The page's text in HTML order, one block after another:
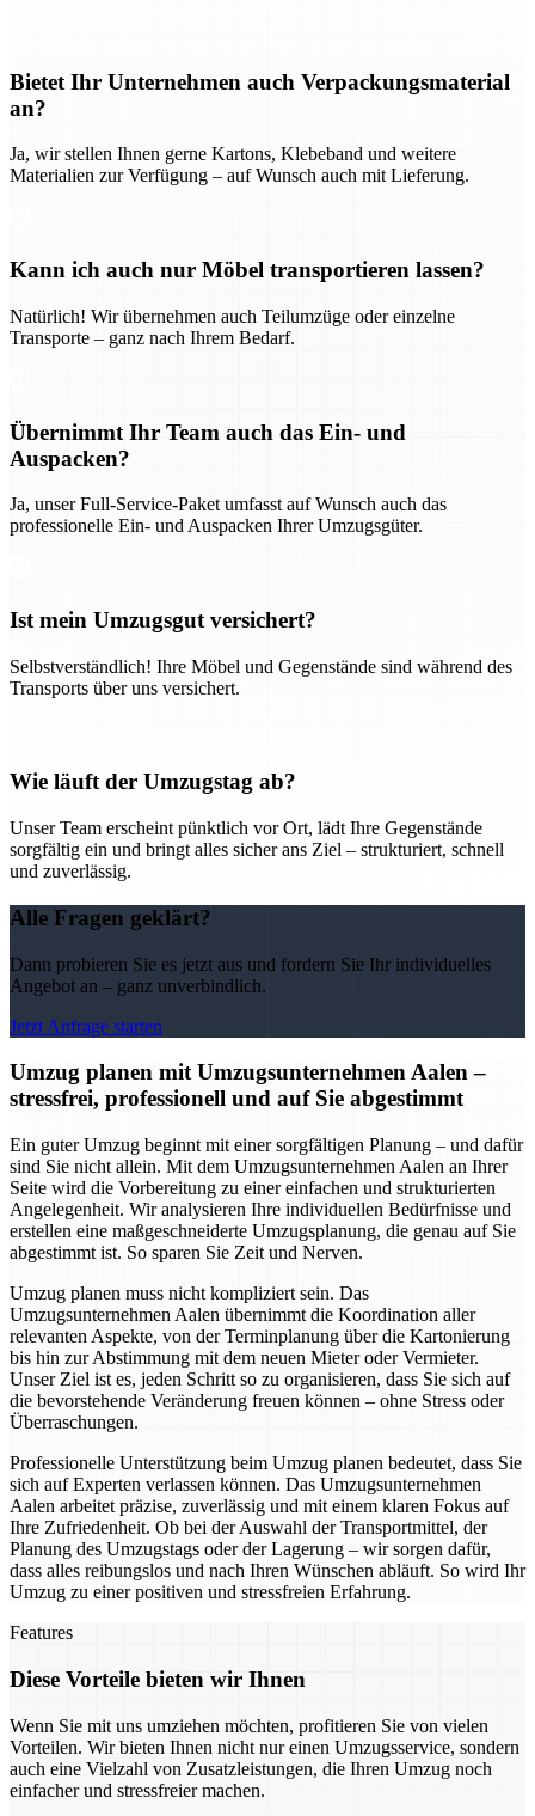
Bietet Ihr Unternehmen auch Verpackungsmaterial
an?
Ja, wir stellen Ihnen gerne Kartons, Klebeband und weitere
Materialien zur Verfügung – auf Wunsch auch mit Lieferung.
Kann ich auch nur Möbel transportieren lassen?
Natürlich! Wir übernehmen auch Teilumzüge oder einzelne
Transporte – ganz nach Ihrem Bedarf.
Übernimmt Ihr Team auch das Ein- und
Auspacken?
Ja, unser Full-Service-Paket umfasst auf Wunsch auch das
professionelle Ein- und Auspacken Ihrer Umzugsgüter.
Ist mein Umzugsgut versichert?
Selbstverständlich! Ihre Möbel und Gegenstände sind während des
Transports über uns versichert.
Wie läuft der Umzugstag ab?
Unser Team erscheint pünktlich vor Ort, lädt Ihre Gegenstände
sorgfältig ein und bringt alles sicher ans Ziel – strukturiert, schnell
und zuverlässig.
Alle Fragen geklärt?
Dann probieren Sie es jetzt aus und fordern Sie Ihr individuelles
Angebot an – ganz unverbindlich.
Jetzt Anfrage starten
Umzug planen mit Umzugsunternehmen Aalen –
stressfrei, professionell und auf Sie abgestimmt
Ein guter Umzug beginnt mit einer sorgfältigen Planung – und dafür
sind Sie nicht allein. Mit dem Umzugsunternehmen Aalen an Ihrer
Seite wird die Vorbereitung zu einer einfachen und strukturierten
Angelegenheit. Wir analysieren Ihre individuellen Bedürfnisse und
erstellen eine maßgeschneiderte Umzugsplanung, die genau auf Sie
abgestimmt ist. So sparen Sie Zeit und Nerven.
Umzug planen muss nicht kompliziert sein. Das
Umzugsunternehmen Aalen übernimmt die Koordination aller
relevanten Aspekte, von der Terminplanung über die Kartonierung
bis hin zur Abstimmung mit dem neuen Mieter oder Vermieter.
Unser Ziel ist es, jeden Schritt so zu organisieren, dass Sie sich auf
die bevorstehende Veränderung freuen können – ohne Stress oder
Überraschungen.
Professionelle Unterstützung beim Umzug planen bedeutet, dass Sie
sich auf Experten verlassen können. Das Umzugsunternehmen
Aalen arbeitet präzise, zuverlässig und mit einem klaren Fokus auf
Ihre Zufriedenheit. Ob bei der Auswahl der Transportmittel, der
Planung des Umzugstags oder der Lagerung – wir sorgen dafür,
dass alles reibungslos und nach Ihren Wünschen abläuft. So wird Ihr
Umzug zu einer positiven und stressfreien Erfahrung.
Features
Diese Vorteile bieten wir Ihnen
Wenn Sie mit uns umziehen möchten, profitieren Sie von vielen
Vorteilen. Wir bieten Ihnen nicht nur einen Umzugsservice, sondern
auch eine Vielzahl von Zusatzleistungen, die Ihren Umzug noch
einfacher und stressfreier machen.